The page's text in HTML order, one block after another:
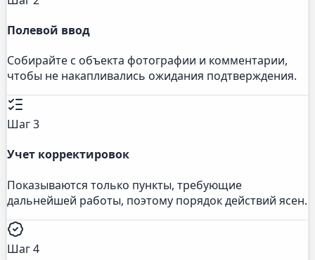
Полевой ввод
Собирайте с объекта фотографии и комментарии,
чтобы не накапливались ожидания подтверждения.
Шаг 3
Учет корректировок
Показываются только пункты, требующие
дальнейшей работы, поэтому порядок действий ясен.
Шаг 4